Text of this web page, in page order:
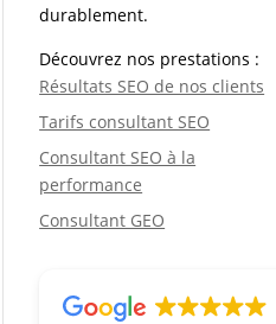
durablement.
Découvrez nos prestations :
Résultats SEO de nos clients
Tarifs consultant SEO
Consultant SEO à la
performance
Consultant GEO